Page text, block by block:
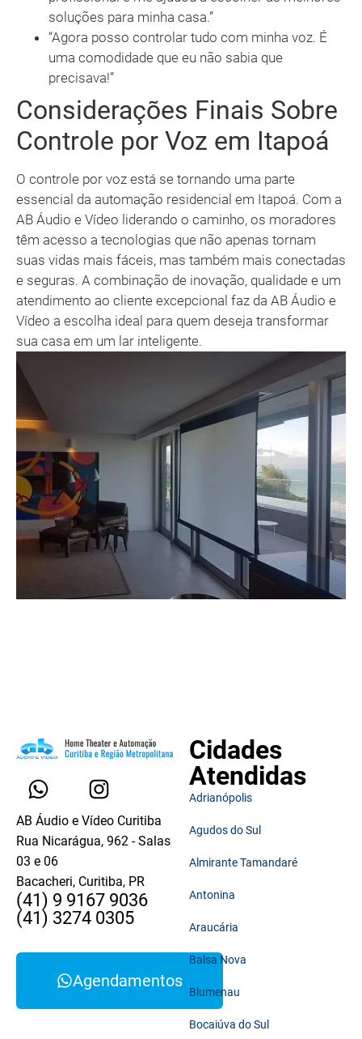
soluções para minha casa.”
“Agora posso controlar tudo com minha voz. É
uma comodidade que eu não sabia que
precisava!”
Considerações Finais Sobre
Controle por Voz em Itapoá
O controle por voz está se tornando uma parte
essencial da automação residencial em Itapoá. Com a
AB Áudio e Vídeo liderando o caminho, os moradores
têm acesso a tecnologias que não apenas tornam
suas vidas mais fáceis, mas também mais conectadas
e seguras. A combinação de inovação, qualidade e um
atendimento ao cliente excepcional faz da AB Áudio e
Vídeo a escolha ideal para quem deseja transformar
sua casa em um lar inteligente.
AB Áudio e Vídeo Curitiba
Rua Nicarágua, 962 - Salas
03 e 06
Bacacheri, Curitiba, PR
(41) 9 9167 9036
(41) 3274 0305
Agendamentos
Cidades
Atendidas
Adrianópolis
Agudos do Sul
Almirante Tamandaré
Antonina
Araucária
Balsa Nova
Blumenau
Bocaiúva do Sul